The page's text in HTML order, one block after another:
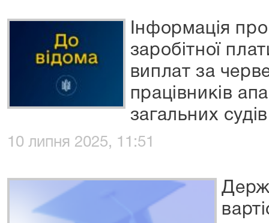
Інформація
заробітної
виплат за
працівників
загальних
10 липня 2025, 11:51